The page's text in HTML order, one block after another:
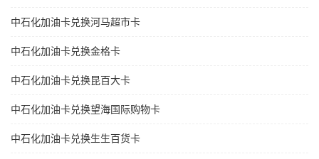
中石化加油卡兑换河马超市卡
中石化加油卡兑换金格卡
中石化加油卡兑换昆百大卡
中石化加油卡兑换望海国际购物卡
中石化加油卡兑换生生百货卡